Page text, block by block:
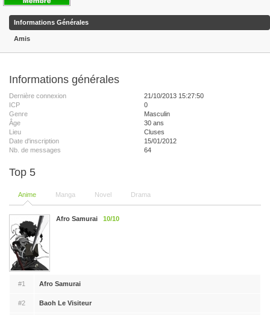
Informations Générales
Amis
Informations générales
Dernière connexion
21/10/2013 15:27:50
ICP
0
Genre
Masculin
Âge
30 ans
Lieu
Cluses
Date d'inscription
15/01/2012
Nb. de messages
64
Top 5
Anime Manga Novel Drama
Afro Samurai 10/10
#1 Afro Samurai
#2 Baoh Le Visiteur